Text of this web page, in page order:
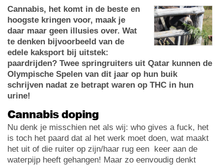
Cannabis, het komt in de beste en
hoogste kringen voor, maak je
daar maar geen illusies over. Wat
te denken bijvoorbeeld van de
edele kaksport bij uitstek:
paardrijden? Twee springruiters uit Qatar kunnen de
Olympische Spelen van dit jaar op hun buik
schrijven nadat ze betrapt waren op THC in hun
urine!
Cannabis doping
Nu denk je misschien net als wij: who gives a fuck, het
is toch het paard dat al het werk moet doen, wat maakt
het uit of die ruiter op zijn/haar rug een keer aan de
waterpijp heeft gehangen! Maar zo eenvoudig denkt